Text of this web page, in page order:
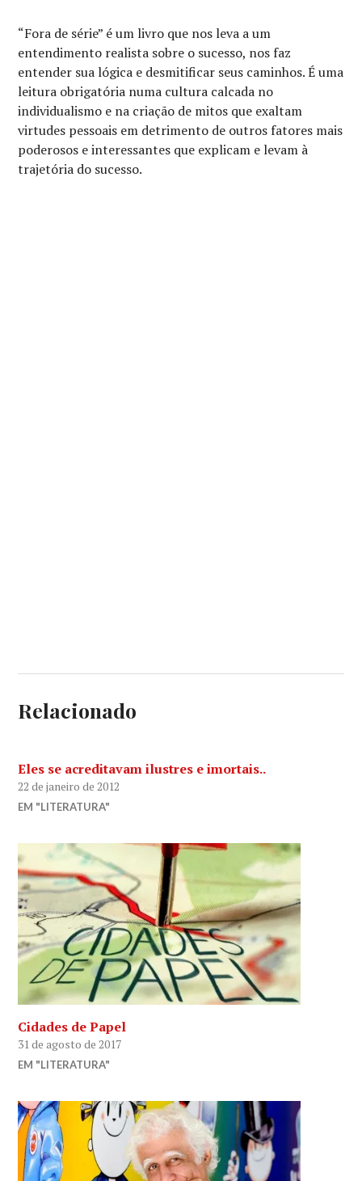
“Fora de série” é um livro que nos leva a um
entendimento realista sobre o sucesso, nos faz
entender sua lógica e desmitificar seus caminhos. É uma
leitura obrigatória numa cultura calcada no
individualismo e na criação de mitos que exaltam
virtudes pessoais em detrimento de outros fatores mais
poderosos e interessantes que explicam e levam à
trajetória do sucesso.
Relacionado
Eles se acreditavam ilustres e imortais..
22 de janeiro de 2012
EM "LITERATURA"
Cidades de Papel
31 de agosto de 2017
EM "LITERATURA"